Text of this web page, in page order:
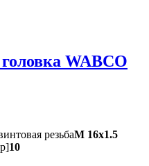
WABCO
резьбаM 16x1.5
10